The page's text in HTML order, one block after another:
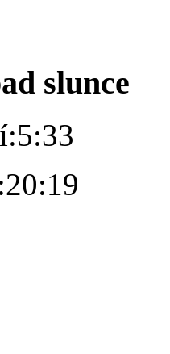
slunce
5:33
20:19